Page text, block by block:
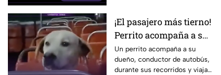
¡El pasajero más tierno!
Perrito acompaña a su
dueño durante cada
ruta
Un perrito acompaña a su
dueño, conductor de autobús,
durante sus recorridos y viaja